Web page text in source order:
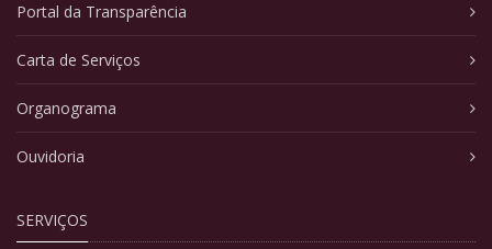
Portal da Transparência
Carta de Serviços
Organograma
Ouvidoria
SERVIÇOS